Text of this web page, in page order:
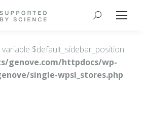
Buscar:
variable $default_sidebar_position
genove.com/httpdocs/wp-
single-wpsl_stores.php